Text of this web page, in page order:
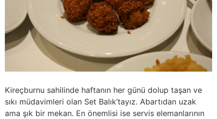
Kireçburnu sahilinde haftanın her günü dolup taşan ve
sıkı müdavimleri olan Set Balık’tayız. Abartıdan uzak
ama şık bir mekan. En önemlisi ise servis elemanlarının